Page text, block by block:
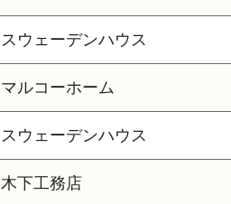
スウェーデンハウス
マルコーホーム
スウェーデンハウス
木下工務店